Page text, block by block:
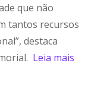
que não
tantos recursos
destaca
Leia mais